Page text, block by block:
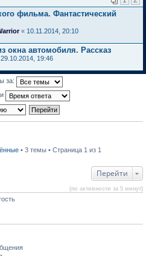
фильма. Фантастический
« 10.11.2014, 20:10
окна автомобиля. Рассказ
29.10.2014, 19:46
за:
• 3 темы • Страница 1 из 1
Перейти
(по активности за 5 минут)